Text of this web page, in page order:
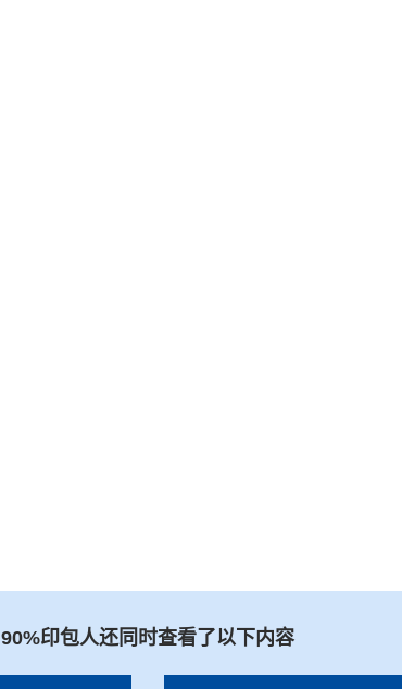
90%印包人还同时查看了以下内容